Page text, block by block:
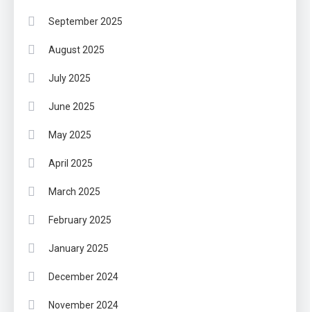
September 2025
August 2025
July 2025
June 2025
May 2025
April 2025
March 2025
February 2025
January 2025
December 2024
November 2024